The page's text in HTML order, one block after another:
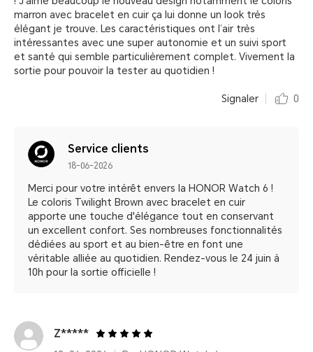
marron avec bracelet en cuir ça lui donne un look très
élégant je trouve. Les caractéristiques ont l’air très
intéressantes avec une super autonomie et un suivi sport
et santé qui semble particulièrement complet. Vivement la
sortie pour pouvoir la tester au quotidien !
Signaler 0
Service clients
18-06-2026
Merci pour votre intérêt envers la HONOR Watch 6 !
Le coloris Twilight Brown avec bracelet en cuir
apporte une touche d'élégance tout en conservant
un excellent confort. Ses nombreuses fonctionnalités
dédiées au sport et au bien-être en font une
véritable alliée au quotidien. Rendez-vous le 24 juin à
10h pour la sortie officielle !
Z*****